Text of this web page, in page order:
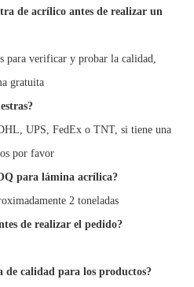
de acrílico antes de realizar un
para verificar y probar la calidad,
gratuita
UPS, FedEx o TNT, si tiene una
por favor
para lámina acrílica?
2 toneladas
de realizar el pedido?
de calidad para los productos?